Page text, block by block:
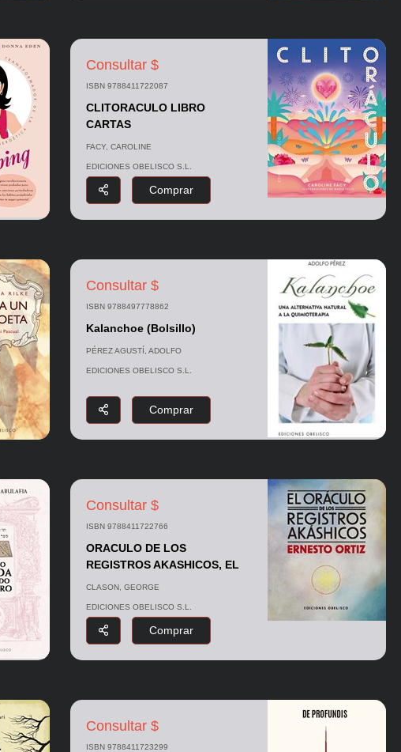
Consultar $
ISBN 9788411722087
CLITORACULO LIBRO
CARTAS
FACY, CAROLINE
EDICIONES OBELISCO S.L.
Comprar
Consultar $
ISBN 9788497778862
Kalanchoe (Bolsillo)
PÉREZ AGUSTÍ, ADOLFO
EDICIONES OBELISCO S.L.
Comprar
Consultar $
ISBN 9788411722766
ORACULO DE LOS
REGISTROS AKASHICOS, EL
CLASON, GEORGE
EDICIONES OBELISCO S.L.
Comprar
Consultar $
ISBN 9788411723299